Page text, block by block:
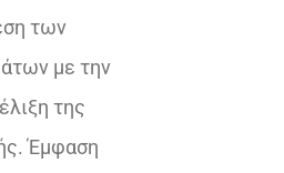
των
με την
της
Έμφαση